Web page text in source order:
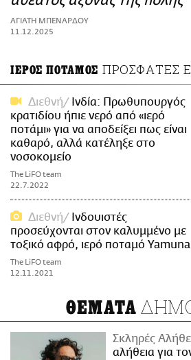
ΑΜΠΑ
PRINT
ΑΓΙΑΤΗ ΜΠΕΝΑΡΔΟΥ
11.12.2025
ΙΕΡΟΣ ΠΟΤΑΜΟΣ ΠΡΟΣΦΑΤΕΣ
Διεθνή
Ινδία: Πρωθυπουργός
κρατιδίου ήπιε νερό από «ιερό
ποτάμι» για να αποδείξει πως είναι
καθαρό, αλλά κατέληξε στο
νοσοκομείο
The LiFO team
22.7.2022
Διεθνή
Ινδουιστές
προσεύχονται στον καλυμμένο με
τοξικό αφρό, ιερό ποταμό Yamuna
The LiFO team
12.11.2021
ΘΕΜΑΤΑ
Σκληρές
αλήθεια για